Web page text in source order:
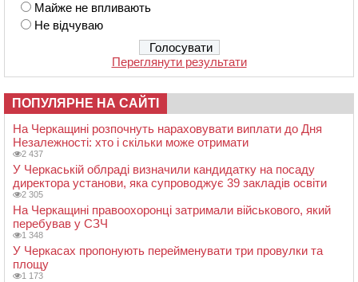
Майже не впливають
Не відчуваю
Переглянути результати
ПОПУЛЯРНЕ НА САЙТІ
На Черкащині розпочнуть нараховувати виплати до Дня
Незалежності: хто і скільки може отримати
2 437
У Черкаській облраді визначили кандидатку на посаду
директора установи, яка супроводжує 39 закладів освіти
2 305
На Черкащині правоохоронці затримали військового, який
перебував у СЗЧ
1 348
У Черкасах пропонують перейменувати три провулки та
площу
1 173